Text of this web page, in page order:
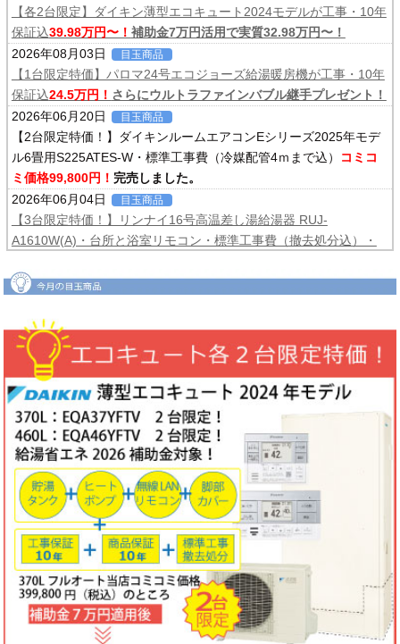
【各2台限定】ダイキン薄型エコキュート2024モデルが工事・10年
保証込39.98万円〜！ 補助金7万円活用で実質32.98万円〜！
2026年08月03日
目玉商品
【1台限定特価】パロマ24号エコジョーズ給湯暖房機が工事・10年
保証込24.5万円！ さらにウルトラファインバブル継手プレゼント！
2026年06月20日
目玉商品
【2台限定特価！】ダイキンルームエアコンEシリーズ2025年モデ
ル6畳用S225ATES-W・標準工事費（冷媒配管4ｍまで込）
コミコ
ミ価格99,800円！ 完売しました。
2026年06月04日
目玉商品
【3台限定特価！】リンナイ16号高温差し湯給湯器 RUJ-
A1610W(A)・台所と浴室リモコン・標準工事費（撤去処分込）・
2026年06月04日
デル6畳用S225ATCS-W・標準工事費（冷媒配管4ｍまで込）商品5
年保証付きコミコミ価格128,000円！
2026年06月02日
キャンペーン
ノーリツでおトクに買替え！ノーリツ対象製品の購入・設置・アプ
リ接続で
現金最大35,000円
がもれなくもらえるキャッシュバックキ
ャンペーン2026第2弾。キャンペーン期間：2026年6月1日～12月
18日まで
2026年06月02日
目玉商品
【1台限定特価！】三菱ルームエアコン霧ヶ峰GVシリーズ10畳用
MSZ-GV2823-W・標準工事費（冷媒配管4ｍまで込）コミコミ価格
99,800円！完売しました
2026年05月22日
お知らせ
ノーリツ・リンナイ・パロマ製品の値上げに伴う価格改定について
2026年05月18日
目玉商品
ノーリツビルトインコンロ「N3WV6M」工事費コミコミ特価！今
なら「ロティプレートS」プレゼント！3台限定コミコミ価格